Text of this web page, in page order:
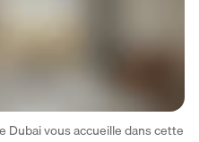
Dubai vous accueille dans cette